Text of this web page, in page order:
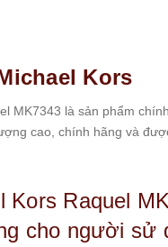
Kors
MK7343 là sản phẩm
cao, chính hãng và
Kors Raquel
cho người sử